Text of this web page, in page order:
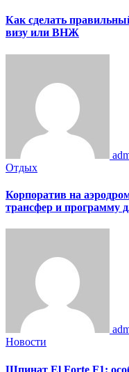
Как сделать
визу или ВНЖ
Отдых
Корпоратив на
трансфер и программу
Новости
Шпинат El Forte F1: